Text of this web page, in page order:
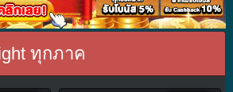
ทุกภาค